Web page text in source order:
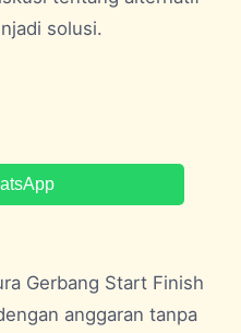
solusi.
Gerbang Start Finish
anggaran tanpa